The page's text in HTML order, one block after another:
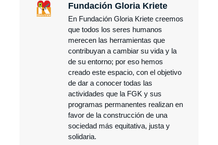
Fundación Gloria Kriete
En Fundación Gloria Kriete creemos
que todos los seres humanos
merecen las herramientas que
contribuyan a cambiar su vida y la
de su entorno; por eso hemos
creado este espacio, con el objetivo
de dar a conocer todas las
actividades que la FGK y sus
programas permanentes realizan en
favor de la construcción de una
sociedad más equitativa, justa y
solidaria.